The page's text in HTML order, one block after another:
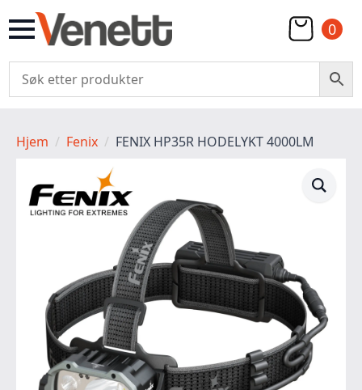
0
Hjem Fenix FENIX HP35R HODELYKT 4000LM